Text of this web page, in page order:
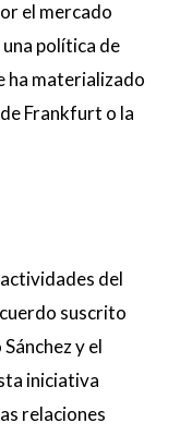
el mercado
política de
ha materializado
Frankfurt o la
del
suscrito
y el
iniciativa
relaciones